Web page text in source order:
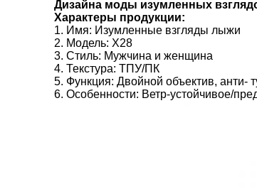
Дизайна моды изумленных
Характеры продукции:
1. Имя: Изумленные взгляды лыжи
2. Модель: Х28
3. Стиль: Мужчина и женщина
4. Текстура: ТПУ/ПК
5. Функция: Двойной объектив, анти-
6. Особенности: Ветр-устойчивое/